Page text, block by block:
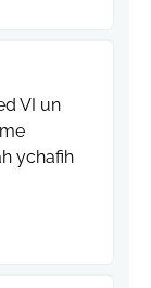
VI un
ychafih